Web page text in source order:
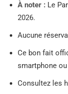
À noter : Le
2026.
Aucune
Ce bon fait
smartphone
Consultez les